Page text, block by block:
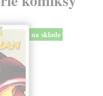
na sklade